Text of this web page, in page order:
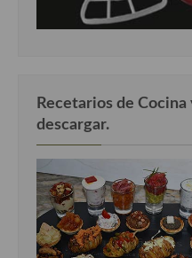
Recetarios de
descargar.